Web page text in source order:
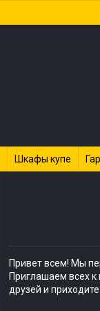
Шкафы купе
Привет всем! Мы
Приглашаем всех
друзей и